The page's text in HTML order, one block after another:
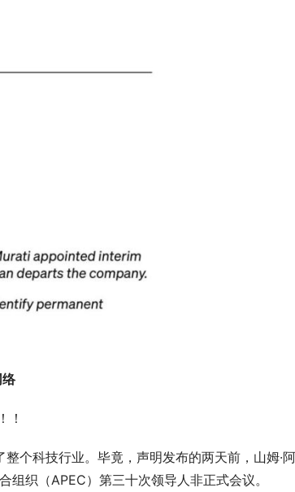
络
！
个科技行业。毕竟，声明发布的两天前，山姆·
织（APEC）第三十次领导人非正式会议。